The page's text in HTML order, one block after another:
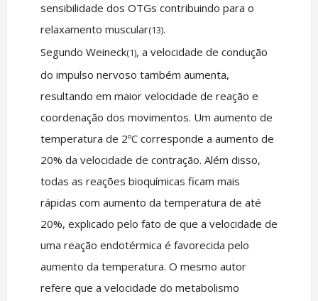
sensibilidade dos OTGs contribuindo para o
relaxamento muscular(13).
Segundo Weineck(1), a velocidade de condução
do impulso nervoso também aumenta,
resultando em maior velocidade de reação e
coordenação dos movimentos. Um aumento de
temperatura de 2ºC corresponde a aumento de
20% da velocidade de contração. Além disso,
todas as reações bioquímicas ficam mais
rápidas com aumento da temperatura de até
20%, explicado pelo fato de que a velocidade de
uma reação endotérmica é favorecida pelo
aumento da temperatura. O mesmo autor
refere que a velocidade do metabolismo